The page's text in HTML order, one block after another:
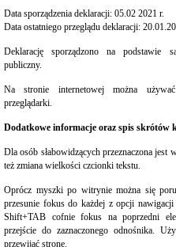
stosowania
ustawy
Sprzedaż
nieruchomości
Wykazy
nieruchomości
do
dzierżawy
lub
w
użytkowanie
wieczyste
Ogłoszenia
Data sporządzenia deklaracji: 05.02 2021 r.
Data ostatniego przeglądu deklaracji:
Deklarację sporządzono na podstawie
publiczny.
Na stronie internetowej można
przeglądarki.
Dodatkowe informacje oraz spis skrótów
Dla osób słabowidzących przeznaczona
też zmiana wielkości czcionki tekstu.
Oprócz myszki po witrynie można się
przesunie fokus do każdej z opcji
Shift+TAB cofnie fokus na poprzedni
przejście do zaznaczonego odnośnika.
przewijać stronę.